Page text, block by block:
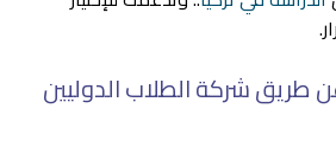
طريق شركة الطلاب الدوليين